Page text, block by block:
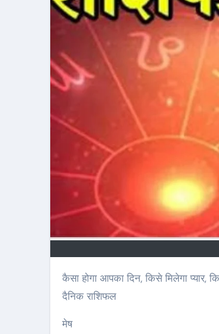
कैसा होगा आपका दिन, किसे मिलेगा प्यार, किसका चलेगा व्यापार, करियर में किसे मिलेगी उड़ान, किसे मिलेगा धन अपार… हर वर्ग के लिए जानिए
दैनिक राशिफल
मेष